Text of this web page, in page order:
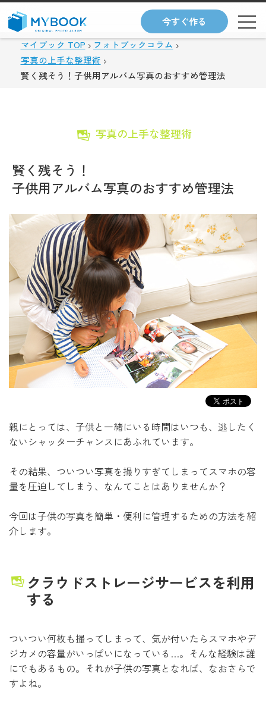
今すぐ作る
マイブック TOP
フォトブックコラム
写真の上手な整理術
賢く残そう！子供用アルバム写真のおすすめ管理法
写真の上手な整理術
賢く残そう！
子供用アルバム写真のおすすめ管理法
親にとっては、子供と一緒にいる時間はいつも、逃したく
ないシャッターチャンスにあふれています。
その結果、ついつい写真を撮りすぎてしまってスマホの容
量を圧迫してしまう、なんてことはありませんか？
今回は子供の写真を簡単・便利に管理するための方法を紹
介します。
クラウドストレージサービスを利用
する
ついつい何枚も撮ってしまって、気が付いたらスマホやデ
ジカメの容量がいっぱいになっている…。そんな経験は誰
にでもあるもの。それが子供の写真となれば、なおさらで
すよね。